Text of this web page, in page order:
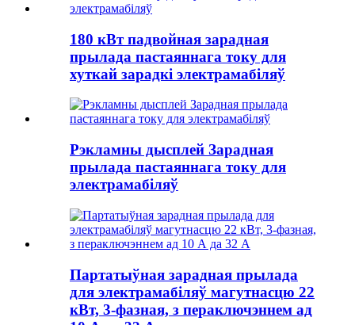
180 кВт падвойная зарадная
прылада пастаяннага току для
хуткай зарадкі электрамабіляў
Рэкламны дысплей Зарадная
прылада пастаяннага току для
электрамабіляў
Партатыўная зарадная прылада
для электрамабіляў магутнасцю 22
кВт, 3-фазная, з пераключэннем ад